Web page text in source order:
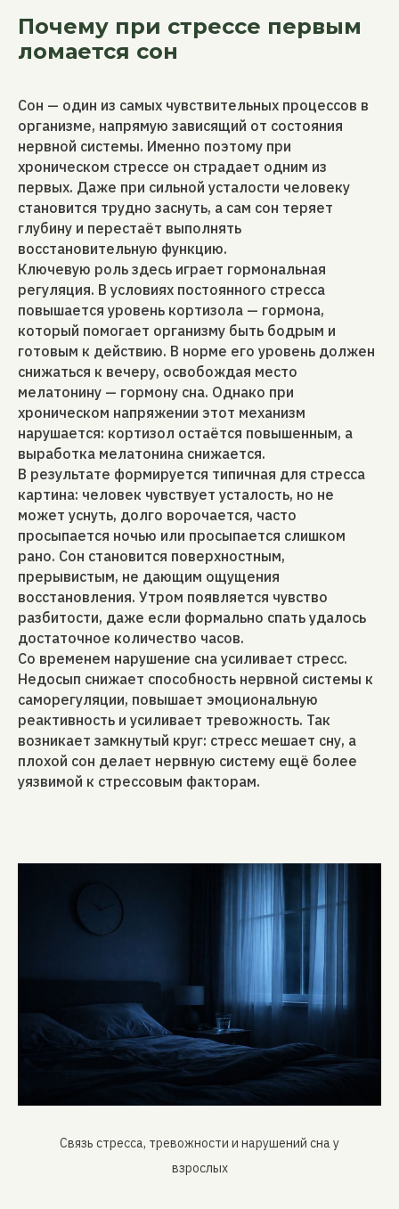
Почему при стрессе первым
ломается сон
Сон — один из самых чувствительных процессов в
организме, напрямую зависящий от состояния
нервной системы. Именно поэтому при
хроническом стрессе он страдает одним из
первых. Даже при сильной усталости человеку
становится трудно заснуть, а сам сон теряет
глубину и перестаёт выполнять
восстановительную функцию.
Ключевую роль здесь играет гормональная
регуляция. В условиях постоянного стресса
повышается уровень кортизола — гормона,
который помогает организму быть бодрым и
готовым к действию. В норме его уровень должен
снижаться к вечеру, освобождая место
мелатонину — гормону сна. Однако при
хроническом напряжении этот механизм
нарушается: кортизол остаётся повышенным, а
выработка мелатонина снижается.
В результате формируется типичная для стресса
картина: человек чувствует усталость, но не
может уснуть, долго ворочается, часто
просыпается ночью или просыпается слишком
рано. Сон становится поверхностным,
прерывистым, не дающим ощущения
восстановления. Утром появляется чувство
разбитости, даже если формально спать удалось
достаточное количество часов.
Со временем нарушение сна усиливает стресс.
Недосып снижает способность нервной системы к
саморегуляции, повышает эмоциональную
реактивность и усиливает тревожность. Так
возникает замкнутый круг: стресс мешает сну, а
плохой сон делает нервную систему ещё более
уязвимой к стрессовым факторам.
Связь стресса, тревожности и нарушений сна у
взрослых